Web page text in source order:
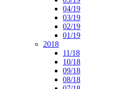
04/19
03/19
02/19
01/19
2018
11/18
10/18
09/18
08/18